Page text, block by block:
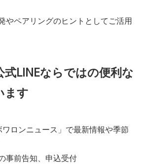
やペアリングのヒントとしてご活用
LINEならではの便利な
ます
ワロンニュース」で最新情報や季節
事前告知、申込受付